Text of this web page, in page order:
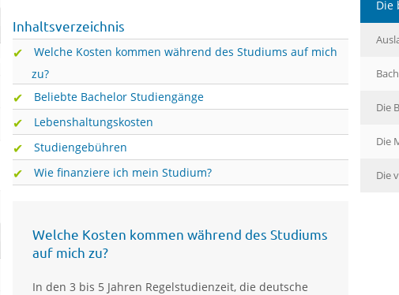
Inhaltsverzeichnis
Welche Kosten kommen während des Studiums auf mich
zu?
Beliebte Bachelor Studiengänge
Lebenshaltungskosten
Studiengebühren
Wie finanziere ich mein Studium?
Welche Kosten kommen während des Studiums
auf mich zu?
In den 3 bis 5 Jahren Regelstudienzeit, die deutsche
Die
Die
Die
Die